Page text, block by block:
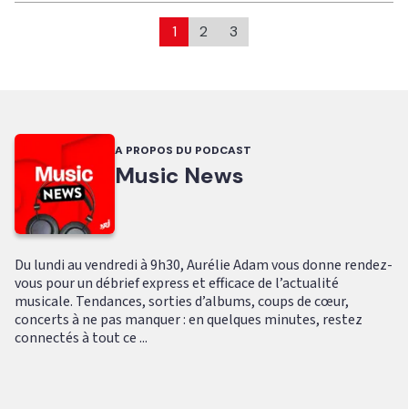
1 2 3
A PROPOS DU PODCAST
Music News
Du lundi au vendredi à 9h30, Aurélie Adam vous donne rendez-
vous pour un débrief express et efficace de l’actualité
musicale. Tendances, sorties d’albums, coups de cœur,
concerts à ne pas manquer : en quelques minutes, restez
connectés à tout ce ...